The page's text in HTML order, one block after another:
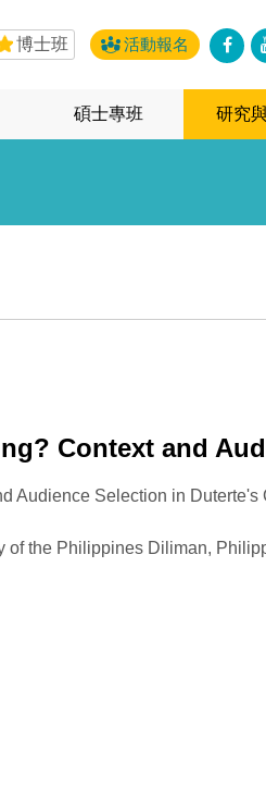
博士班 活動報名
碩士專班 研究
Context and
Audience Selection in Duterte's
of the Philippines Diliman,